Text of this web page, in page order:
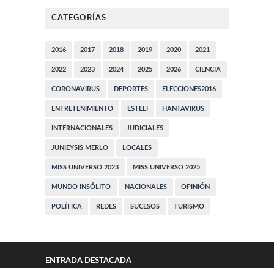
CATEGORÍAS
2016 2017 2018 2019 2020 2021
2022 2023 2024 2025 2026 CIENCIA
CORONAVIRUS DEPORTES ELECCIONES2016
ENTRETENIMIENTO ESTELI HANTAVIRUS
INTERNACIONALES JUDICIALES
JUNIEYSIS MERLO LOCALES
MISS UNIVERSO 2023 MISS UNIVERSO 2025
MUNDO INSÓLITO NACIONALES OPINIÓN
POLÍTICA REDES SUCESOS TURISMO
ENTRADA DESTACADA